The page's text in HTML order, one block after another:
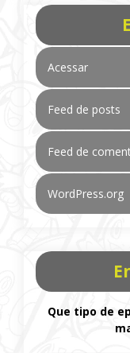
Acessar
Feed de posts
Feed de
WordPress.org
Que tipo de